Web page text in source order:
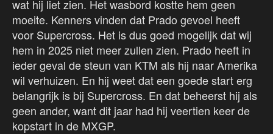
wat hij liet zien. Het wasbord kostte hem geen
moeite. Kenners vinden dat Prado gevoel heeft
voor Supercross. Het is dus goed mogelijk dat wij
hem in 2025 niet meer zullen zien. Prado heeft in
ieder geval de steun van KTM als hij naar Amerika
wil verhuizen. En hij weet dat een goede start erg
belangrijk is bij Supercross. En dat beheerst hij als
geen ander, want dit jaar had hij veertien keer de
kopstart in de MXGP.